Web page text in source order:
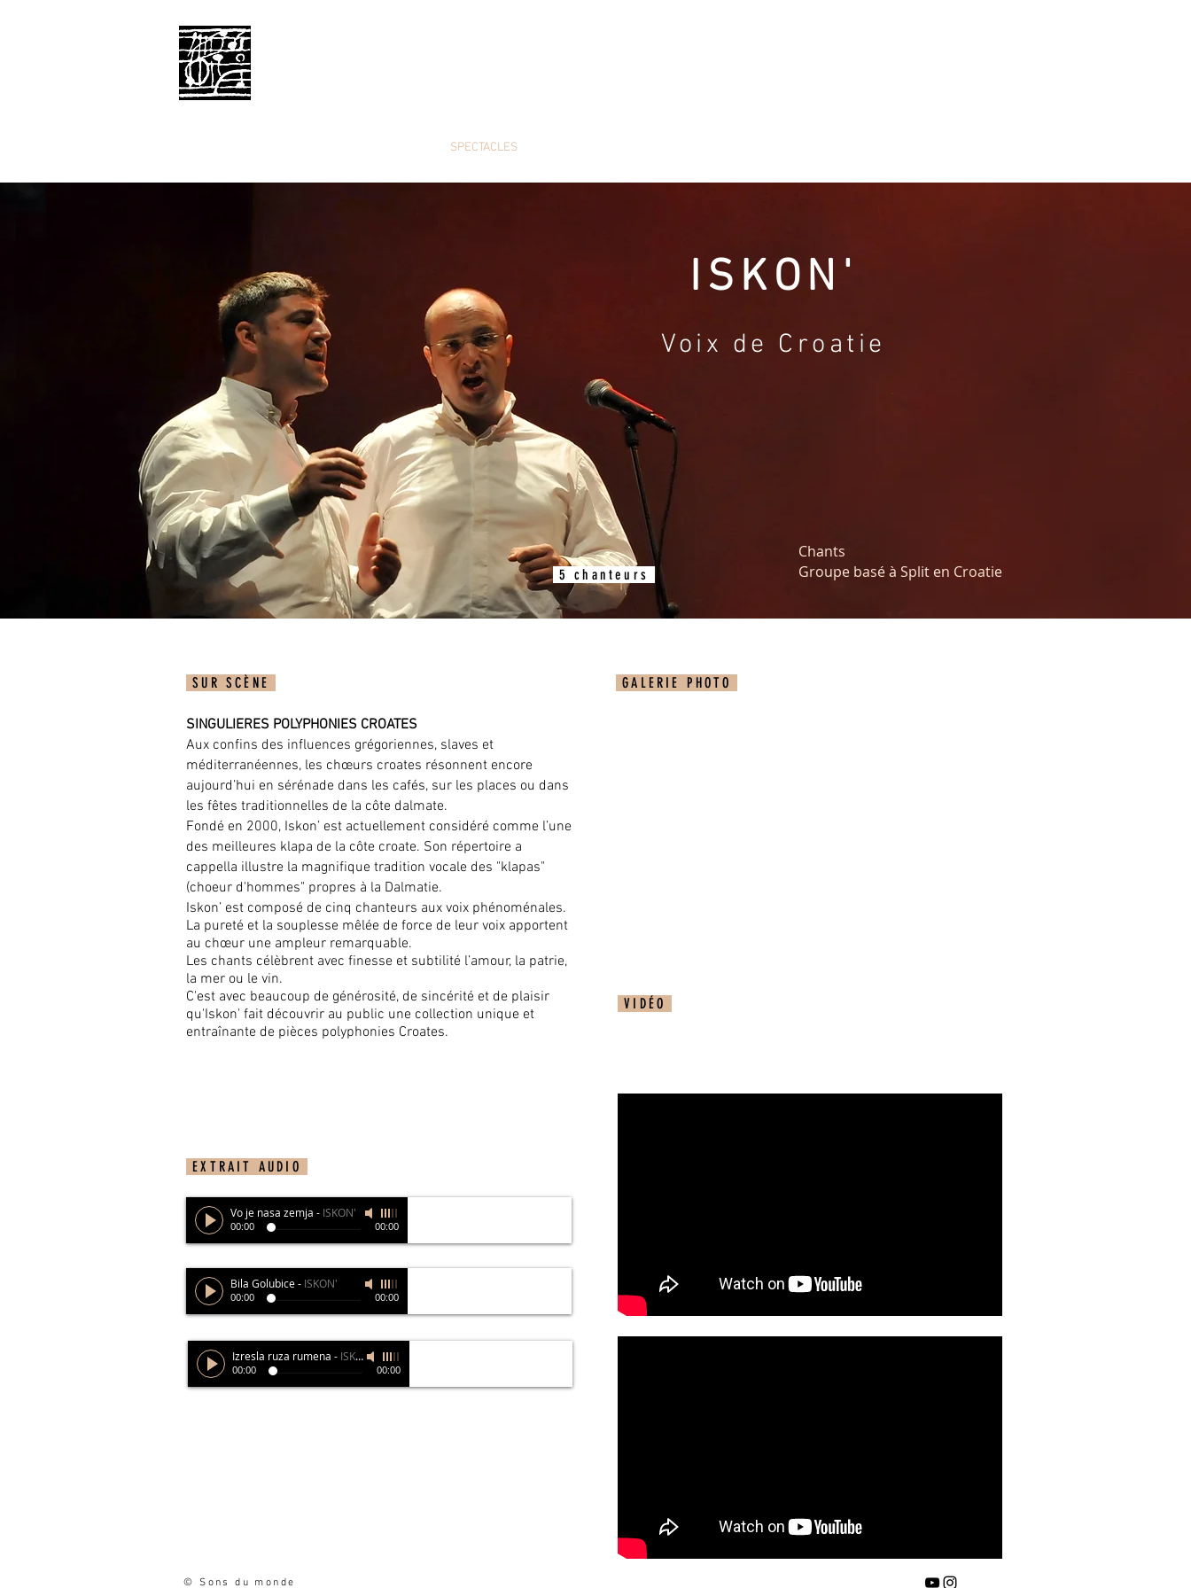
SPECTACLES
ISKON'
Voix de Croatie
5 chanteurs
Chants
Groupe basé à Split en Croatie
SUR SCÈNE
SINGULIERES POLYPHONIES CROATES
Aux confins des influences grégoriennes, slaves et
méditerranéennes, les chœurs croates résonnent encore
aujourd’hui en sérénade dans les cafés, sur les places ou dans
les fêtes traditionnelles de la côte dalmate.
Fondé en 2000, Iskon’ est actuellement considéré comme l’une
des meilleures klapa de la côte croate. Son répertoire a
cappella illustre la magnifique tradition vocale des "klapas"
(choeur d'hommes" propres à la Dalmatie.
Iskon’ est composé de cinq chanteurs aux voix phénoménales.
La pureté et la souplesse mêlée de force de leur voix apportent
au chœur une ampleur remarquable.
Les chants célèbrent avec finesse et subtilité l’amour, la patrie,
la mer ou le vin.
C'est avec beaucoup de générosité, de sincérité et de plaisir
qu'Iskon' fait découvrir au public une collection unique et
entraînante de pièces polyphonies Croates.
GALERIE PHOTO
VIDÉO
EXTRAIT AUDIO
Vo je nasa zemja - ISKON'
00:00 00:00
Bila Golubice- ISKON'
00:00 00:00
Izresla ruza rumena - ISKON'
00:00 00:00
© Sons du monde